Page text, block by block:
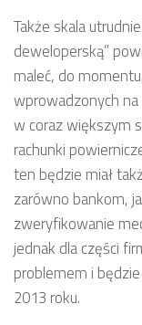
Także skala
deweloperską”
maleć, do
wprowadzonych
w coraz większym
rachunki
ten będzie miał
zarówno bankom,
zweryfikowanie
jednak dla części
problemem i
2013 roku.